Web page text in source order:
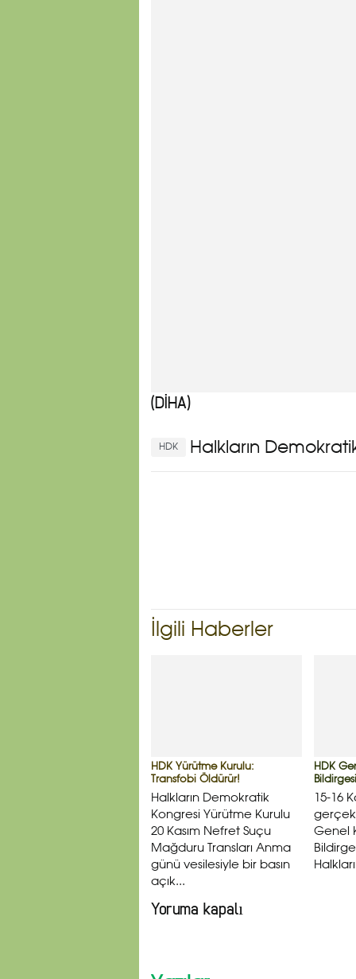
(DİHA)
Halkların
HDK
İlgili Haberler
HDK Yürütme Kurulu:
Transfobi Öldürür!
Halkların Demokratik
Kongresi Yürütme Kurulu
20 Kasım Nefret Suçu
Mağduru Transları Anma
günü vesilesiyle bir basın
açık...
HDK
15-16
Genel
Yoruma kapalı